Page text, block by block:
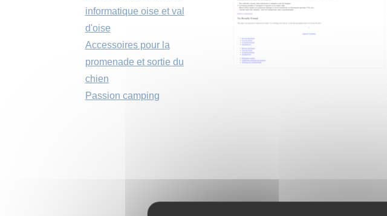
informatique oise et val
d'oise
Accessoires pour la
promenade et sortie du
chien
Passion camping